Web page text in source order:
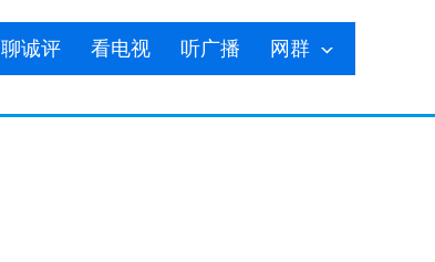
聊诚评 看电视 听广播 网群